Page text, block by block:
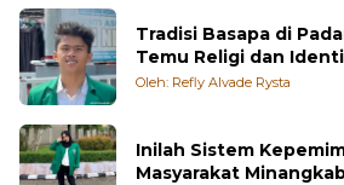
Tradisi Basapa di
Temu Religi dan
Oleh: Refly Alvade Rysta
Inilah Sistem
Masyarakat